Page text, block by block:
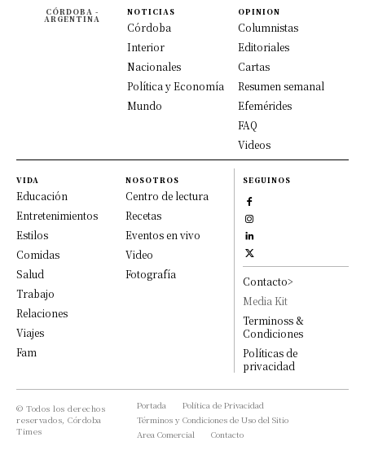
CÓRDOBA -
ARGENTINA
NOTICIAS
Córdoba
Interior
Nacionales
Política y Economía
Mundo
OPINION
Columnistas
Editoriales
Cartas
Resumen semanal
Efemérides
FAQ
Videos
VIDA
Educación
Entretenimientos
Estilos
Comidas
Salud
Trabajo
Relaciones
Viajes
Fam
NOSOTROS
Centro de lectura
Recetas
Eventos en vivo
Video
Fotografía
SEGUINOS
Contacto>
Media Kit
Terminoss &
Condiciones
Políticas de
privacidad
© Todos los derechos
reservados, Córdoba
Times
Portada
Política de Privacidad
Términos y Condiciones de Uso del Sitio
Area Comercial
Contacto